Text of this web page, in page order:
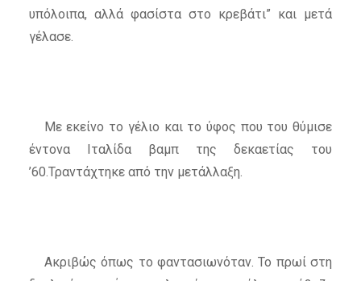
υπόλοιπα, αλλά φασίστα στο κρεβάτι” και μετά
γέλασε.
Με εκείνο το γέλιο και το ύφος που του θύμισε
έντονα Ιταλίδα βαμπ της δεκαετίας του
’60.Τραντάχτηκε από την μετάλλαξη.
Ακριβώς όπως το φαντασιωνόταν. Το πρωί στη